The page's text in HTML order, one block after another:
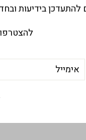
מעוניינים
להתעדכן בידיעות